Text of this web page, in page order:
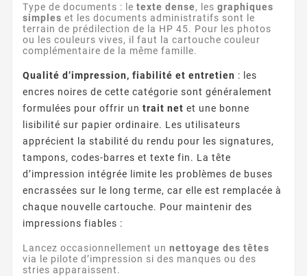
Type de documents : le texte dense, les graphiques
simples et les documents administratifs sont le
terrain de prédilection de la HP 45. Pour les photos
ou les couleurs vives, il faut la cartouche couleur
complémentaire de la même famille.
Qualité d’impression, fiabilité et entretien : les
encres noires de cette catégorie sont généralement
formulées pour offrir un trait net et une bonne
lisibilité sur papier ordinaire. Les utilisateurs
apprécient la stabilité du rendu pour les signatures,
tampons, codes-barres et texte fin. La tête
d’impression intégrée limite les problèmes de buses
encrassées sur le long terme, car elle est remplacée à
chaque nouvelle cartouche. Pour maintenir des
impressions fiables :
Lancez occasionnellement un nettoyage des têtes
via le pilote d’impression si des manques ou des
stries apparaissent.